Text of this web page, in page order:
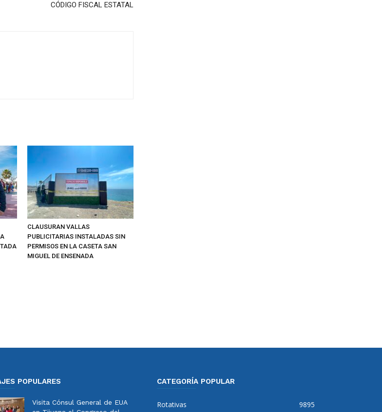
CÓDIGO FISCAL ESTATAL
CLAUSURAN VALLAS
PUBLICITARIAS INSTALADAS SIN
PERMISOS EN LA CASETA SAN
MIGUEL DE ENSENADA
POPULARES
Visita Cónsul General de EUA
CATEGORÍA POPULAR
Rotativas 9895